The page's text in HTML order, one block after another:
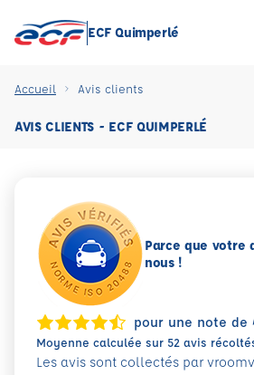
ECF Quimperlé
Accueil Avis clients
AVIS CLIENTS - ECF QUIMPERLÉ
Parce que votre
nous !
pour une note de
Moyenne calculée sur 52 avis
Les avis sont collectés par